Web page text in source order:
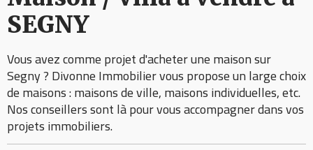
SEGNY
Vous avez comme projet d'acheter une maison sur
Segny ? Divonne Immobilier vous propose un large choix
de maisons : maisons de ville, maisons individuelles, etc.
Nos conseillers sont là pour vous accompagner dans vos
projets immobiliers.